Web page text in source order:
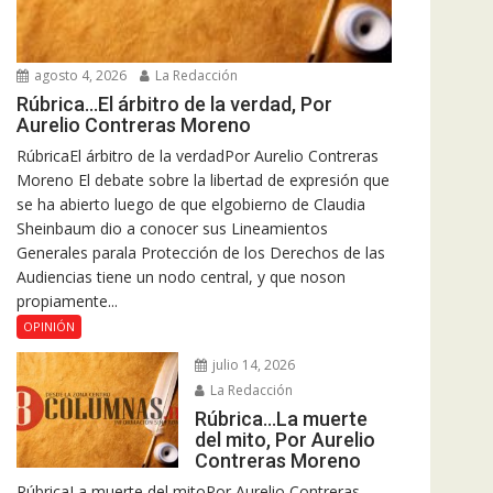
agosto 4, 2026 La Redacción
Rúbrica…El árbitro de la verdad, Por
Aurelio Contreras Moreno
RúbricaEl árbitro de la verdadPor Aurelio Contreras
Moreno El debate sobre la libertad de expresión que
se ha abierto luego de que elgobierno de Claudia
Sheinbaum dio a conocer sus Lineamientos
Generales parala Protección de los Derechos de las
Audiencias tiene un nodo central, y que noson
propiamente...
OPINIÓN
julio 14, 2026
La Redacción
Rúbrica…La muerte
del mito, Por Aurelio
Contreras Moreno